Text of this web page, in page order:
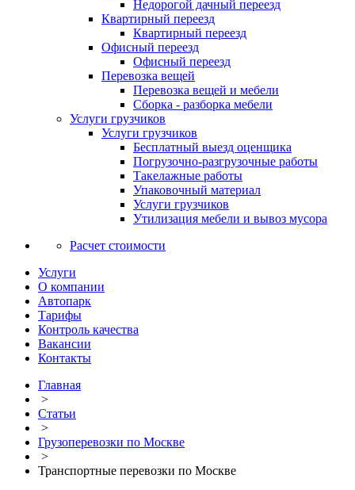
Недорогой дачный переезд
Квартирный переезд
Квартирный переезд
Офисный переезд
Офисный переезд
Перевозка вещей
Перевозка вещей и мебели
Сборка - разборка мебели
Услуги грузчиков
Услуги грузчиков
Бесплатный выезд оценщика
Погрузочно-разгрузочные работы
Такелажные работы
Упаковочный материал
Услуги грузчиков
Утилизация мебели и вывоз мусора
Расчет стоимости
Услуги
О компании
Автопарк
Тарифы
Контроль качества
Вакансии
Контакты
Главная
>
Статьи
>
Грузоперевозки по Москве
>
Транспортные перевозки по Москве